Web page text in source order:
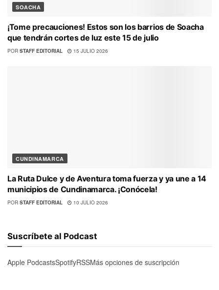
SOACHA
¡Tome precauciones! Estos son los barrios de Soacha
que tendrán cortes de luz este 15 de julio
POR STAFF EDITORIAL 15 JULIO 2026
CUNDINAMARCA
La Ruta Dulce y de Aventura toma fuerza y ya une a 14
municipios de Cundinamarca. ¡Conócela!
POR STAFF EDITORIAL 10 JULIO 2026
Suscríbete al Podcast
Apple PodcastsSpotifyRSSMás opciones de suscripción